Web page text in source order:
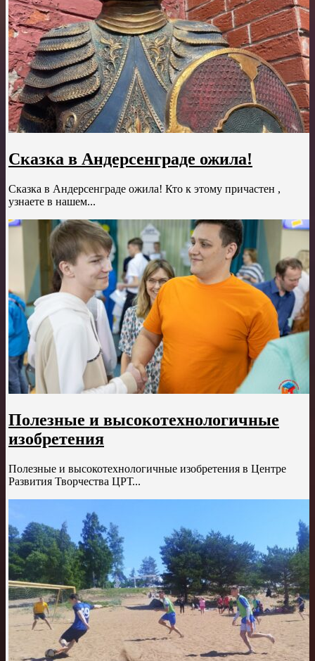
Сказка в Андерсенграде ожила!
Сказка в Андерсенграде ожила! Кто к этому причастен ,
узнаете в нашем...
Полезные и высокотехнологичные
изобретения
Полезные и высокотехнологичные изобретения в Центре
Развития Творчества ЦРТ...